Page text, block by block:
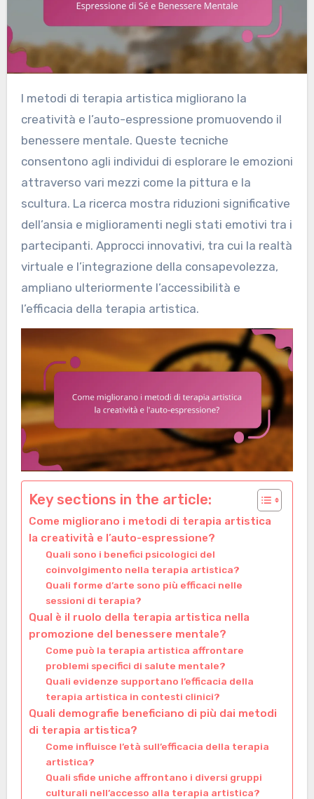
I metodi di terapia artistica migliorano la
creatività e l’auto-espressione promuovendo il
benessere mentale. Queste tecniche
consentono agli individui di esplorare le emozioni
attraverso vari mezzi come la pittura e la
scultura. La ricerca mostra riduzioni significative
dell’ansia e miglioramenti negli stati emotivi tra i
partecipanti. Approcci innovativi, tra cui la realtà
virtuale e l’integrazione della consapevolezza,
ampliano ulteriormente l’accessibilità e
l’efficacia della terapia artistica.
Key sections in the article:
Come migliorano i metodi di terapia artistica
la creatività e l’auto-espressione?
Quali sono i benefici psicologici del
coinvolgimento nella terapia artistica?
Quali forme d’arte sono più efficaci nelle
sessioni di terapia?
Qual è il ruolo della terapia artistica nella
promozione del benessere mentale?
Come può la terapia artistica affrontare
problemi specifici di salute mentale?
Quali evidenze supportano l’efficacia della
terapia artistica in contesti clinici?
Quali demografie beneficiano di più dai metodi
di terapia artistica?
Come influisce l’età sull’efficacia della terapia
artistica?
Quali sfide uniche affrontano i diversi gruppi
culturali nell’accesso alla terapia artistica?